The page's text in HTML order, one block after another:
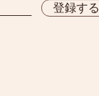
登録する